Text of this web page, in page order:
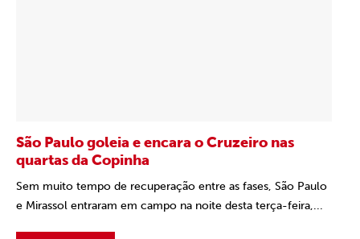
São Paulo goleia e encara o Cruzeiro nas
quartas da Copinha
Sem muito tempo de recuperação entre as fases, São Paulo
e Mirassol entraram em campo na noite desta terça-feira,...